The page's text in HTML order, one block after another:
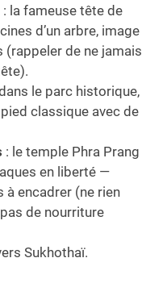
: la fameuse tête de
d’un arbre, image
de ne jamais
le parc historique,
classique avec de
: le temple Phra Prang
en liberté —
encadrer (ne rien
de nourriture
Sukhothaï.